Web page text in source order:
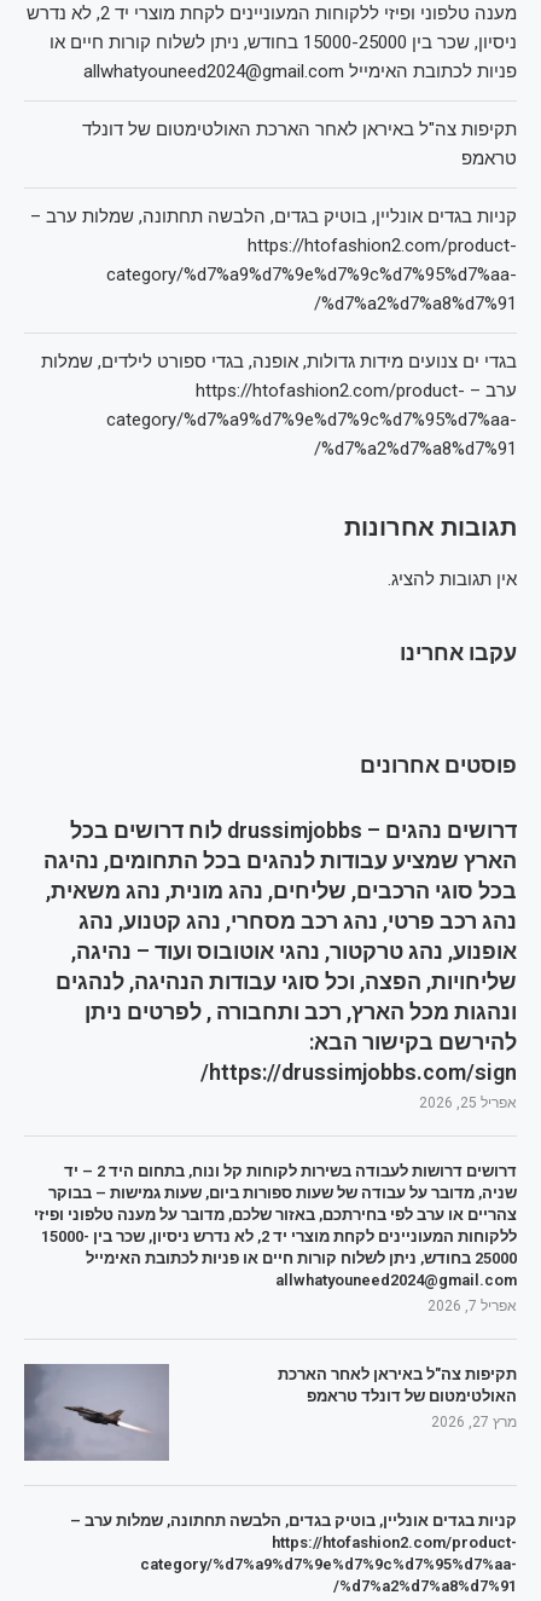
מענה טלפוני ופיזי ללקוחות המעוניינים לקחת מוצרי יד 2, לא נדרש
ניסיון, שכר בין 15000-25000 בחודש, ניתן לשלוח קורות חיים או
פניות לכתובת האימייל allwhatyouneed2024@gmail.com
תקיפות צה"ל באיראן לאחר הארכת האולטימטום של דונלד
טראמפ
קניות בגדים אונליין, בוטיק בגדים, הלבשה תחתונה, שמלות ערב –
https://htofashion2.com/product-
category/%d7%a9%d7%9e%d7%9c%d7%95%d7%aa-
%d7%a2%d7%a8%d7%91/
בגדי ים צנועים מידות גדולות, אופנה, בגדי ספורט לילדים, שמלות
ערב – https://htofashion2.com/product-
category/%d7%a9%d7%9e%d7%9c%d7%95%d7%aa-
%d7%a2%d7%a8%d7%91/
תגובות אחרונות
אין תגובות להציג.
עקבו אחרינו
פוסטים אחרונים
דרושים נהגים – drussimjobbs לוח דרושים בכל
הארץ שמציע עבודות לנהגים בכל התחומים, נהיגה
בכל סוגי הרכבים, שליחים, נהג מונית, נהג משאית,
נהג רכב פרטי, נהג רכב מסחרי, נהג קטנוע, נהג
אופנוע, נהג טרקטור, נהגי אוטובוס ועוד – נהיגה,
שליחויות, הפצה, וכל סוגי עבודות הנהיגה, לנהגים
ונהגות מכל הארץ, רכב ותחבורה , לפרטים ניתן
להירשם בקישור הבא:
https://drussimjobbs.com/sign/
אפריל 25, 2026
דרושים דרושות לעבודה בשירות לקוחות קל ונוח, בתחום היד 2 – יד
שניה, מדובר על עבודה של שעות ספורות ביום, שעות גמישות – בבוקר
צהריים או ערב לפי בחירתכם, באזור שלכם, מדובר על מענה טלפוני ופיזי
ללקוחות המעוניינים לקחת מוצרי יד 2, לא נדרש ניסיון, שכר בין 15000-
25000 בחודש, ניתן לשלוח קורות חיים או פניות לכתובת האימייל
allwhatyouneed2024@gmail.com
אפריל 7, 2026
תקיפות צה"ל באיראן לאחר הארכת
האולטימטום של דונלד טראמפ
מרץ 27, 2026
קניות בגדים אונליין, בוטיק בגדים, הלבשה תחתונה, שמלות ערב –
https://htofashion2.com/product-
category/%d7%a9%d7%9e%d7%9c%d7%95%d7%aa-
%d7%a2%d7%a8%d7%91/